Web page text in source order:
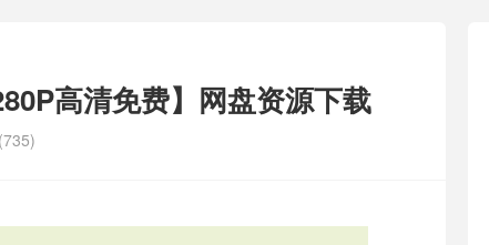
高清免费】网盘资源下载